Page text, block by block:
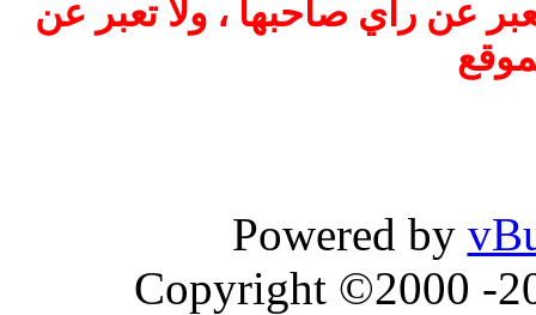
عن رأي صاحبها ، ولا تعبر عن
Powered by
Copyright ©2000 -